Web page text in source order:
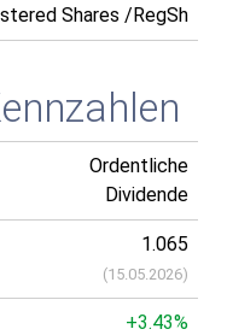
Shares /RegSh
Ordentliche
Dividende
1.065
(15.05.2026)
+3.43%